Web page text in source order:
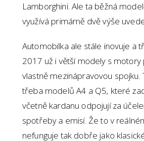
Lamborghini. Ale ta běžná
využívá primárně dvě výše
Automobilka ale stále inovuje a
2017 už i větší modely s motory
vlastně mezinápravovou spojku.
třeba modelů A4 a Q5, které
včetně kardanu odpojují za
spotřeby a emisí. Že to v
nefunguje tak dobře jako